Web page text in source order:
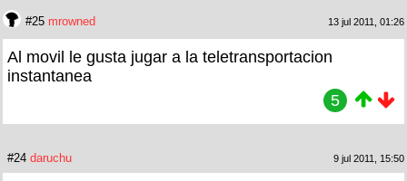
#25 mrowned 13 jul 2011, 01:26
Al movil le gusta jugar a la teletransportacion
instantanea
5
#24 daruchu 9 jul 2011, 15:50